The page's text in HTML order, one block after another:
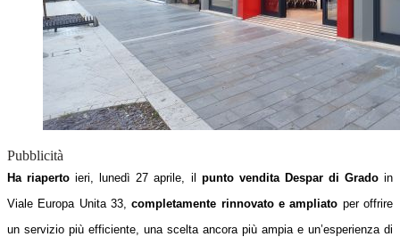
Pubblicità
Ha riaperto ieri, lunedì 27 aprile, il punto vendita Despar di Gradoin
Viale Europa Unita 33,completamente rinnovato e ampliato per offrire
un servizio più efficiente, una scelta ancora più ampia e un’esperienza di